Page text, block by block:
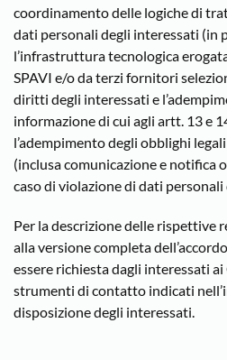
coordinamento delle logiche di
dati personali degli interessati (in
l’infrastruttura tecnologica
SPAVI e/o da terzi fornitori
diritti degli interessati e
informazione di cui agli artt. 13 e
l’adempimento degli obblighi
(inclusa comunicazione e notifica
caso di violazione di dati
Per la descrizione delle rispettive
alla versione completa
essere richiesta dagli interessati
strumenti di contatto indicati
disposizione degli interessati.